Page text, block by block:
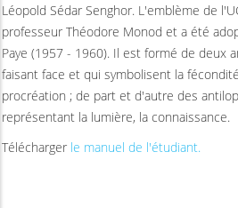
Léopold Sédar Senghor. L'emblème de
professeur Théodore Monod et a été
Paye (1957 - 1960). Il est formé de deux
faisant face et qui symbolisent la
procréation ; de part et d'autre des
représentant la lumière, la connaissance.
Télécharger le manuel de l'étudiant.